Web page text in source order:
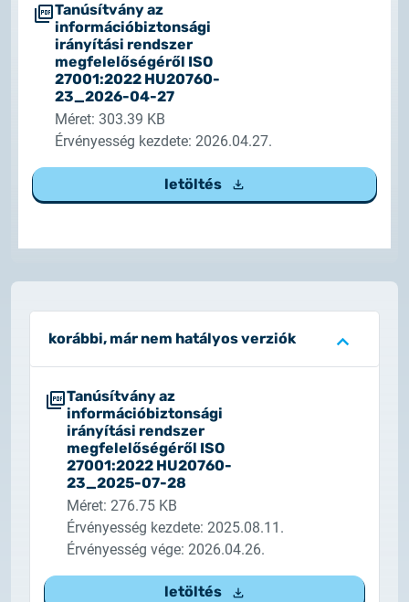
2026.03.20.
Tájékoztatás algoritmusváltásról
2026.03.06.
Ügyfélkommunikáció
2025.02.26.
Tájékoztatás tanúsítványigénylésről
Tanúsítvány az
információbiztonsági
irányítási rendszer
megfelelőségéről ISO
27001:2022 HU20760-
23_2026-04-27
Méret: 303.39 KB
Érvényesség kezdete: 2026.04.27.
letöltés
korábbi, már nem hatályos verziók
Tanúsítvány az
információbiztonsági
irányítási rendszer
megfelelőségéről ISO
27001:2022 HU20760-
23_2025-07-28
Méret: 276.75 KB
Érvényesség kezdete: 2025.08.11.
Érvényesség vége: 2026.04.26.
letöltés